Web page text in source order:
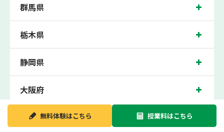
千葉県印西市中央北の保護者の方や生徒さんにクチコミで絶大な評価をいただいて
千葉ニュータウン中央校の住所は千葉県印西市中央北。周辺にはイオンモール千葉
ニュータウンや京葉銀行千葉ニュータウン支店などがございます。北総鉄道北総線
千葉ニュータウン中央駅下車徒歩1分に位置する塾・個別指導塾です。千葉ニュー
タウン中央校は地域の評判を呼び、千葉ニュータウン中央駅はもちろん、近隣の小
です！
群馬県
栃木県
静岡県
大阪府
新潟県無料体験はこちら 授業料はこちら